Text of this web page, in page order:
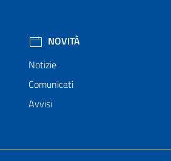
NOVITÀ
Notizie
Comunicati
Avvisi